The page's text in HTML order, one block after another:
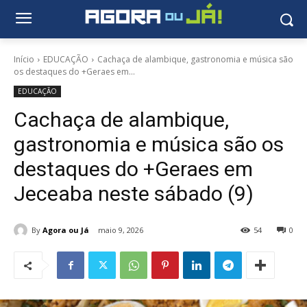
Início EDUCAÇÃO
Cachaça de alambique, gastronomia e música são
os destaques do +Geraes em...
EDUCAÇÃO
Cachaça de alambique,
gastronomia e música são os
destaques do +Geraes em
Jeceaba neste sábado (9)
By Agora ou Já maio 9, 2026 0
54